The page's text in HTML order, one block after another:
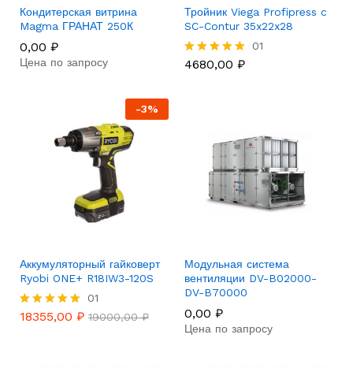
Кондитерская витрина
Magma ГРАНАТ 250К
0,00 ₽
Цена по запросу
Тройник Viega Profipress c
SC-Contur 35x22x28
Rated
01
4680,00 ₽
-3%
Аккумуляторный гайковерт
Ryobi ONE+ R18IW3-120S
Rated
01
18355,00 ₽ 19000,00₽
Модульная система
вентиляции DV-B02000-
DV-B70000
0,00 ₽
Цена по запросу